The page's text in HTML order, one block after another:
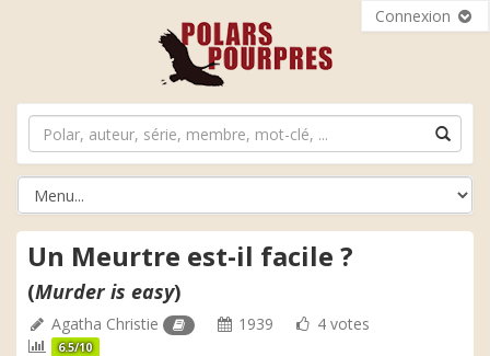
Connexion
Un Meurtre est-il facile ?
(Murder is easy)
Agatha Christie 1939 4 votes
6.5/10